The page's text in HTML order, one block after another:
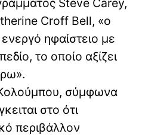
Croff Bell, «ο
ηφαίστειο με
το οποίο αξίζει
σύμφωνα
στο ότι
περιβάλλον